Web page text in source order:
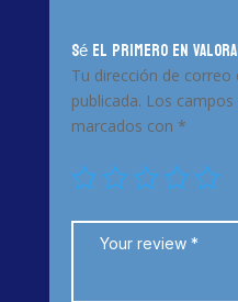
Sé el primero en
Tu dirección de
publicada. Los
marcados con *